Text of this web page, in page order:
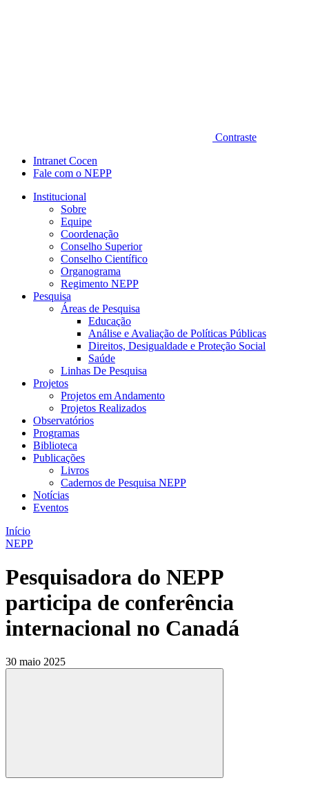
Contraste
Intranet Cocen
Fale com o NEPP
Institucional
Sobre
Equipe
Coordenação
Conselho Superior
Conselho Científico
Organograma
Regimento NEPP
Pesquisa
Áreas de Pesquisa
Educação
Análise e Avaliação de Políticas Públicas
Direitos, Desigualdade e Proteção Social
Saúde
Linhas De Pesquisa
Projetos
Projetos em Andamento
Projetos Realizados
Observatórios
Programas
Biblioteca
Publicações
Livros
Cadernos de Pesquisa NEPP
Notícias
Eventos
Início
NEPP
Pesquisadora do NEPP
participa de conferência
internacional no Canadá
30 maio 2025
Compartilhar